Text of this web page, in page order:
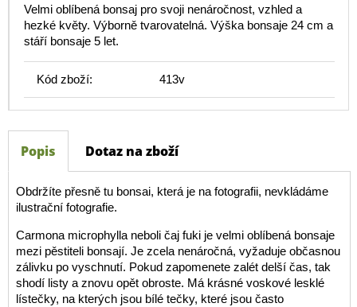
Velmi oblíbená bonsaj pro svoji nenáročnost, vzhled a
hezké květy. Výborně tvarovatelná. Výška bonsaje 24 cm a
stáří bonsaje 5 let.
Kód zboží: 413v
Popis Dotaz na zboží
Obdržíte přesně tu bonsai, která je na fotografii, nevkládáme
ilustrační fotografie.
Carmona microphylla neboli čaj fuki je velmi oblíbená bonsaje
mezi pěstiteli bonsají. Je zcela nenáročná, vyžaduje občasnou
zálivku po vyschnutí. Pokud zapomenete zalét delší čas, tak
shodí listy a znovu opět obroste. Má krásné voskové lesklé
lístečky, na kterých jsou bílé tečky, které jsou často